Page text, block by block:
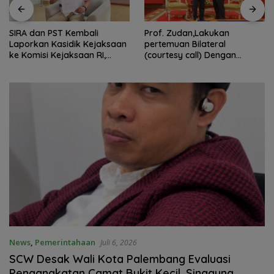
SIRA dan PST Kembali
Laporkan Kasidik Kejaksaan
ke Komisi Kejaksaan RI,
Penanganan Kasus Irigasi Air
Prof. Zudan,Lakukan
pertemuan Bilateral
(courtesy call) Dengan
Siapkan Indonesia Jadi Pusat
Kolaborasi ASN ASEAN
News, Pemerintahaan Juli 6, 2026
SCW Desak Wali Kota Palembang Evaluasi